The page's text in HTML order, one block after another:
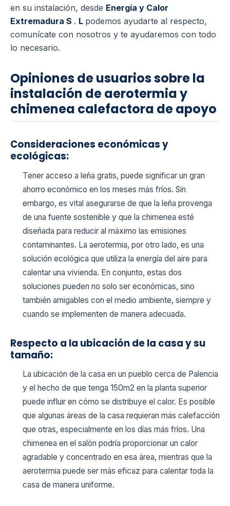
en su instalación, desde Energía y Calor
Extremadura S . L podemos ayudarte al respecto,
comunícate con nosotros y te ayudaremos con todo
lo necesario.
Opiniones de usuarios sobre la
instalación de aerotermia y
chimenea calefactora de apoyo
Consideraciones económicas y
ecológicas:
Tener acceso a leña gratis, puede significar un gran
ahorro económico en los meses más fríos. Sin
embargo, es vital asegurarse de que la leña provenga
de una fuente sostenible y que la chimenea esté
diseñada para reducir al máximo las emisiones
contaminantes. La aerotermia, por otro lado, es una
solución ecológica que utiliza la energía del aire para
calentar una vivienda. En conjunto, estas dos
soluciones pueden no solo ser económicas, sino
también amigables con el medio ambiente, siempre y
cuando se implementen de manera adecuada.
Respecto a la ubicación de la casa y su
tamaño:
La ubicación de la casa en un pueblo cerca de Palencia
y el hecho de que tenga 150m2 en la planta superior
puede influir en cómo se distribuye el calor. Es posible
que algunas áreas de la casa requieran más calefacción
que otras, especialmente en los días más fríos. Una
chimenea en el salón podría proporcionar un calor
agradable y concentrado en esa área, mientras que la
aerotermia puede ser más eficaz para calentar toda la
casa de manera uniforme.